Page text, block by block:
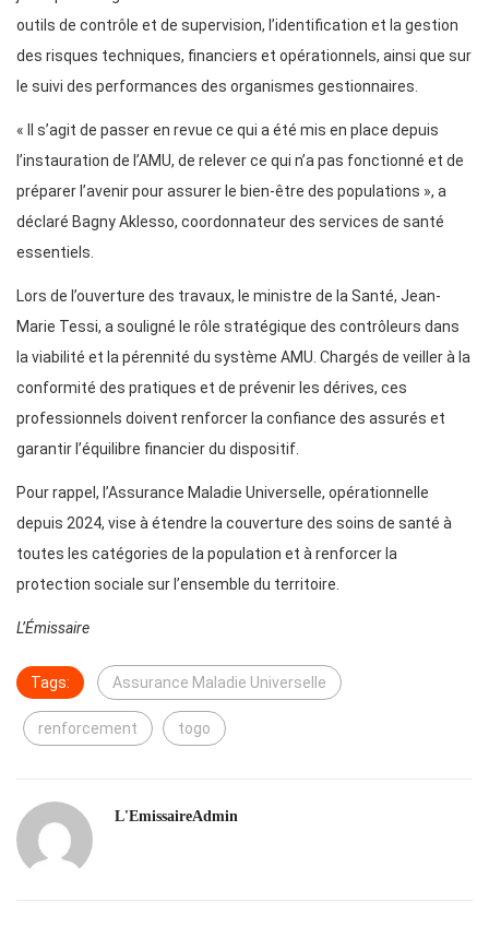
outils de contrôle et de supervision, l’identification et la gestion
des risques techniques, financiers et opérationnels, ainsi que sur
le suivi des performances des organismes gestionnaires.
« Il s’agit de passer en revue ce qui a été mis en place depuis
l’instauration de l’AMU, de relever ce qui n’a pas fonctionné et de
préparer l’avenir pour assurer le bien-être des populations », a
déclaré Bagny Aklesso, coordonnateur des services de santé
essentiels.
Lors de l’ouverture des travaux, le ministre de la Santé, Jean-
Marie Tessi, a souligné le rôle stratégique des contrôleurs dans
la viabilité et la pérennité du système AMU. Chargés de veiller à la
conformité des pratiques et de prévenir les dérives, ces
professionnels doivent renforcer la confiance des assurés et
garantir l’équilibre financier du dispositif.
Pour rappel, l’Assurance Maladie Universelle, opérationnelle
depuis 2024, vise à étendre la couverture des soins de santé à
toutes les catégories de la population et à renforcer la
protection sociale sur l’ensemble du territoire.
L’Émissaire
Tags: Assurance Maladie Universelle
renforcement togo
L'EmissaireAdmin